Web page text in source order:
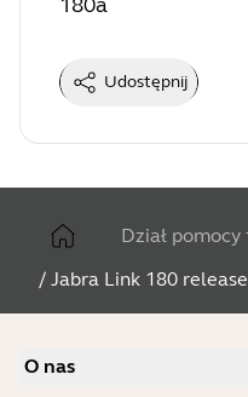
Udostępnij
Dział
/ Jabra Link 180
O nas